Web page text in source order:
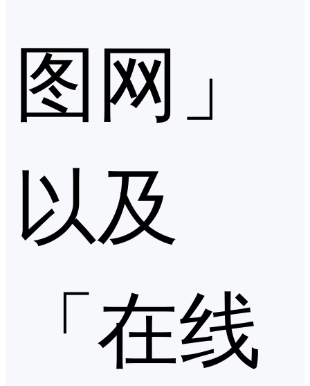
图网」
以及
「在线